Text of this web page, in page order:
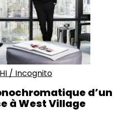
/ Incognito
d’un
à West Village